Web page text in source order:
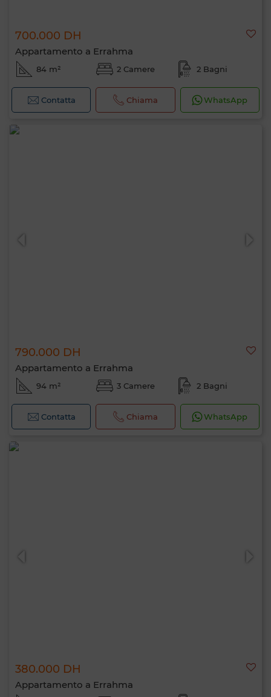
700.000 DH
Appartamento a Errahma
84 m² 2 Camere 2 Bagni
Contatta Chiama WhatsApp
790.000 DH
Appartamento a Errahma
94 m² 3 Camere 2 Bagni
Contatta Chiama WhatsApp
380.000 DH
Appartamento a Errahma